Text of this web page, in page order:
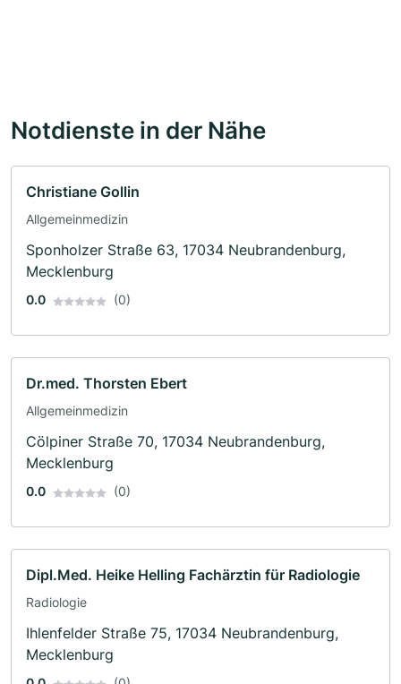
Notdienste in der Nähe
Christiane Gollin
Allgemeinmedizin
Sponholzer Straße 63, 17034 Neubrandenburg,
Mecklenburg
0.0 (0)
Dr.med. Thorsten Ebert
Allgemeinmedizin
Cölpiner Straße 70, 17034 Neubrandenburg,
Mecklenburg
0.0 (0)
Dipl.Med. Heike Helling Fachärztin für Radiologie
Radiologie
Ihlenfelder Straße 75, 17034 Neubrandenburg,
Mecklenburg